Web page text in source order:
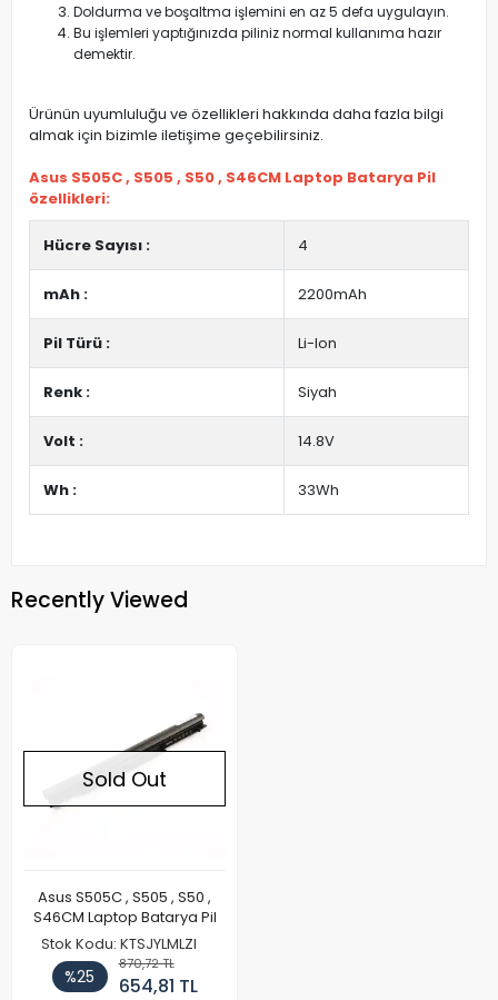
Doldurma ve boşaltma işlemini en az 5 defa uygulayın.
Bu işlemleri yaptığınızda piliniz normal kullanıma hazır
demektir.
Ürünün uyumluluğu ve özellikleri hakkında daha fazla bilgi
almak için bizimle iletişime geçebilirsiniz.
Asus S505C , S505 , S50 , S46CM Laptop Batarya Pil
özellikleri:
Hücre Sayısı : 4
mAh : 2200mAh
Pil Türü : Li-Ion
Renk : Siyah
Volt : 14.8V
Wh : 33Wh
Recently Viewed
Sold Out
Asus S505C , S505 , S50 ,
S46CM Laptop Batarya Pil
Stok Kodu: KTSJYLMLZI
%25
870,72 TL
654,81 TL